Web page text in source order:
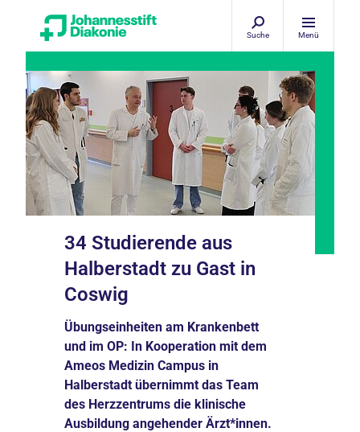
Suche Menü
34 Studierende aus
Halberstadt zu Gast in
Coswig
Übungseinheiten am Krankenbett
und im OP: In Kooperation mit dem
Ameos Medizin Campus in
Halberstadt übernimmt das Team
des Herzzentrums die klinische
Ausbildung angehender Ärzt*innen.